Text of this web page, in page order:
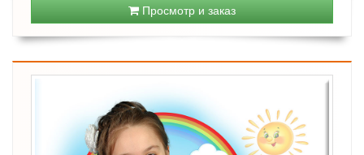
Просмотр и заказ